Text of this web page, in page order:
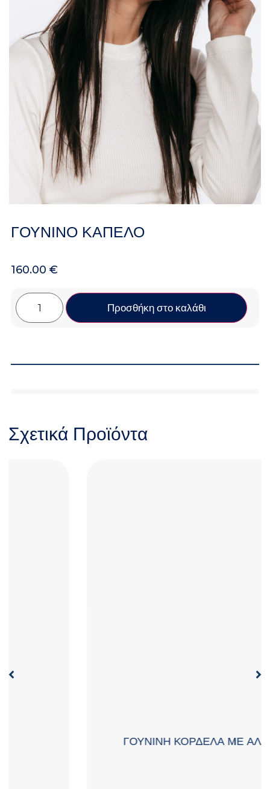
ΓΟΥΝΙΝΟ ΚΑΠΕΛΟ
160.00 €
Προσθήκη στο καλάθι
Σχετικά Προϊόντα
ΓΟΥΝΙΝΗ ΚΟΡΔΕΛΑ ΜΕ ΑΛΕΠΟΥ